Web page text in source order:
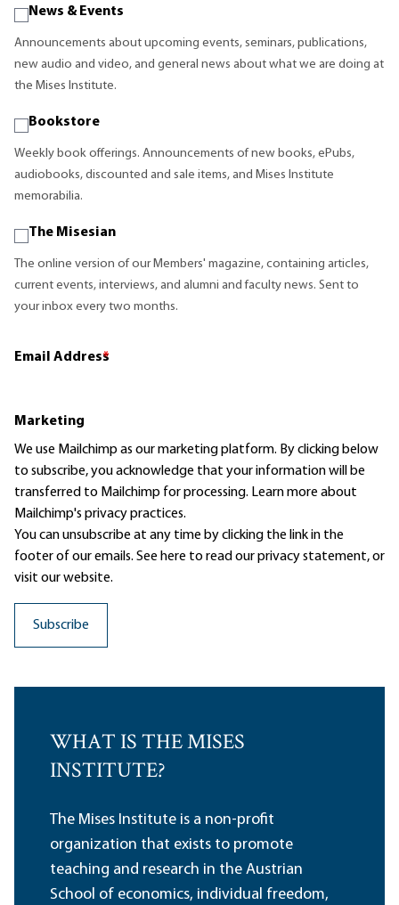
News & Events
Announcements about upcoming events, seminars, publications,
new audio and video, and general news about what we are doing at
the Mises Institute.
Bookstore
Weekly book offerings. Announcements of new books, ePubs,
audiobooks, discounted and sale items, and Mises Institute
memorabilia.
The Misesian
The online version of our Members' magazine, containing articles,
current events, interviews, and alumni and faculty news. Sent to
your inbox every two months.
Email Address
*
Marketing
We use Mailchimp as our marketing platform. By clicking below
to subscribe, you acknowledge that your information will be
transferred to Mailchimp for processing. Learn moreabout
Mailchimp's privacy practices.
You can unsubscribe at any time by clicking the link in the
footer of our emails. See here to read ourprivacy statement, or
visit our website.
WHAT IS THE MISES
INSTITUTE?
The Mises Institute is a non-profit
organization that exists to promote
teaching and research in the Austrian
School of economics, individual freedom,